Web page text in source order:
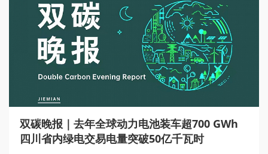
双碳晚报｜去年全球动力电池装车超700 GWh
四川省内绿电交易电量突破50亿千瓦时